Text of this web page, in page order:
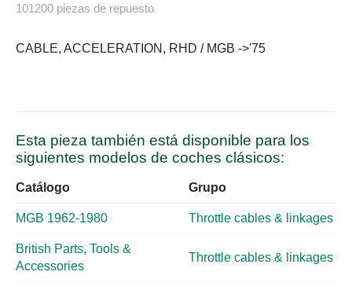
101200 piezas de repuesto
CABLE, ACCELERATION, RHD / MGB ->'75
Esta pieza también está disponible para los
siguientes modelos de coches clásicos:
Catálogo Grupo
MGB 1962-1980 Throttle cables & linkages
British Parts, Tools &
Accessories
Throttle cables & linkages